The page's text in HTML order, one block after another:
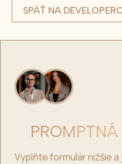
SPÄŤ NA
Vyplňte formulár nižšie